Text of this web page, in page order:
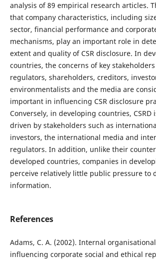
analysis of 89 empirical research articles.
that company characteristics, including
sector, financial performance and
mechanisms, play an important role in
extent and quality of CSR disclosure. In
countries, the concerns of key
regulators, shareholders, creditors,
environmentalists and the media are
important in influencing CSR disclosure
Conversely, in developing countries, CSRD
driven by stakeholders such as
investors, the international media and
regulators. In addition, unlike their
developed countries, companies in
perceive relatively little public pressure to
information.
References
Adams, C. A. (2002). Internal
influencing corporate social and ethical